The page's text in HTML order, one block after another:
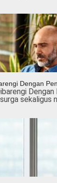
Dengan
sekaligus